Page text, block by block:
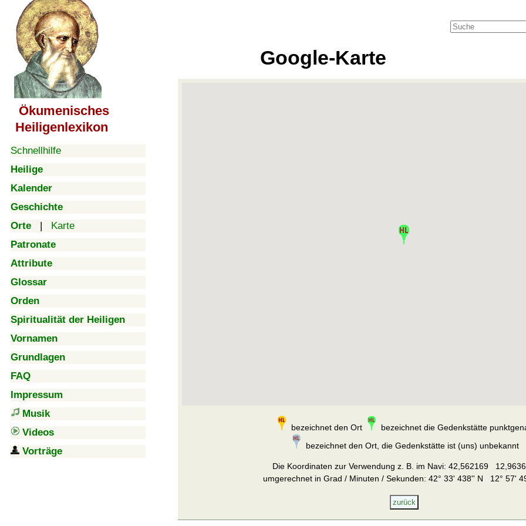
Ökumenisches
Heiligenlexikon
Schnellhilfe
Heilige
Kalender
Geschichte
Orte | Karte
Patronate
Attribute
Glossar
Orden
Spiritualität der Heiligen
Vornamen
Grundlagen
FAQ
Impressum
Musik
Videos
Vorträge
Google-Karte
bezeichnet den Ort
bezeichnet die Gedenkstätte
bezeichnet den Ort, die Gedenkstätte ist (uns) unbekannt
Die Koordinaten zur Verwendung z. B. im Navi: 42,562169
umgerechnet in Grad / Minuten / Sekunden: 42° 33' 438'' N 12° 57'